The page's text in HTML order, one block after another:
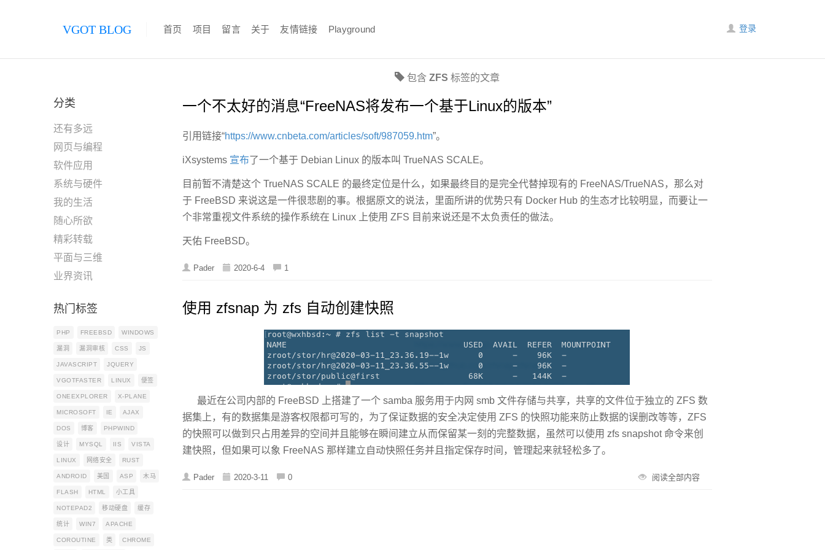
VGOT BLOG 首页 项目 留言 关于 友情链接 Playground 登录
分类
还有多远
网页与编程
软件应用
系统与硬件
我的生活
随心所欲
精彩转载
平面与三维
业界资讯
热门标签
PHP FREEBSD WINDOWS
漏洞 漏洞审核 CSS JS
JAVASCRIPT JQUERY
VGOTFASTER LINUX 便签
ONEEXPLORER X-PLANE
MICROSOFT IE AJAX
DOS 博客 PHPWIND
设计 MYSQL IIS VISTA
LINUX 网络安全 RUST
ANDROID 美国 ASP 木马
FLASH HTML 小工具
NOTEPAD2 移动硬盘 缓存
统计 WIN7 APACHE
COROUTINE 类 CHROME
包含 ZFS 标签的文章
一个不太好的消息“FreeNAS将发布一个基于Linux的版本”
引用链接“https://www.cnbeta.com/articles/soft/987059.htm”。
iXsystems 宣布了一个基于 Debian Linux 的版本叫 TrueNAS SCALE。
目前暂不清楚这个 TrueNAS SCALE 的最终定位是什么，如果最终目的是完全代替掉现有的 FreeNAS/TrueNAS，那么对
于 FreeBSD 来说这是一件很悲剧的事。根据原文的说法，里面所讲的优势只有 Docker Hub 的生态才比较明显，而要让一
个非常重视文件系统的操作系统在 Linux 上使用 ZFS 目前来说还是不太负责任的做法。
天佑 FreeBSD。
Pader 2020-6-4 1
使用 zfsnap 为 zfs 自动创建快照
最近在公司内部的 FreeBSD 上搭建了一个 samba 服务用于内网 smb 文件存储与共享，共享的文件位于独立的 ZFS 数
据集上，有的数据集是游客权限都可写的，为了保证数据的安全决定使用 ZFS 的快照功能来防止数据的误删改等等，ZFS
的快照可以做到只占用差异的空间并且能够在瞬间建立从而保留某一刻的完整数据，虽然可以使用 zfs snapshot 命令来创
建快照，但如果可以象 FreeNAS 那样建立自动快照任务并且指定保存时间，管理起来就轻松多了。
阅读全部内容
Pader 2020-3-11 0